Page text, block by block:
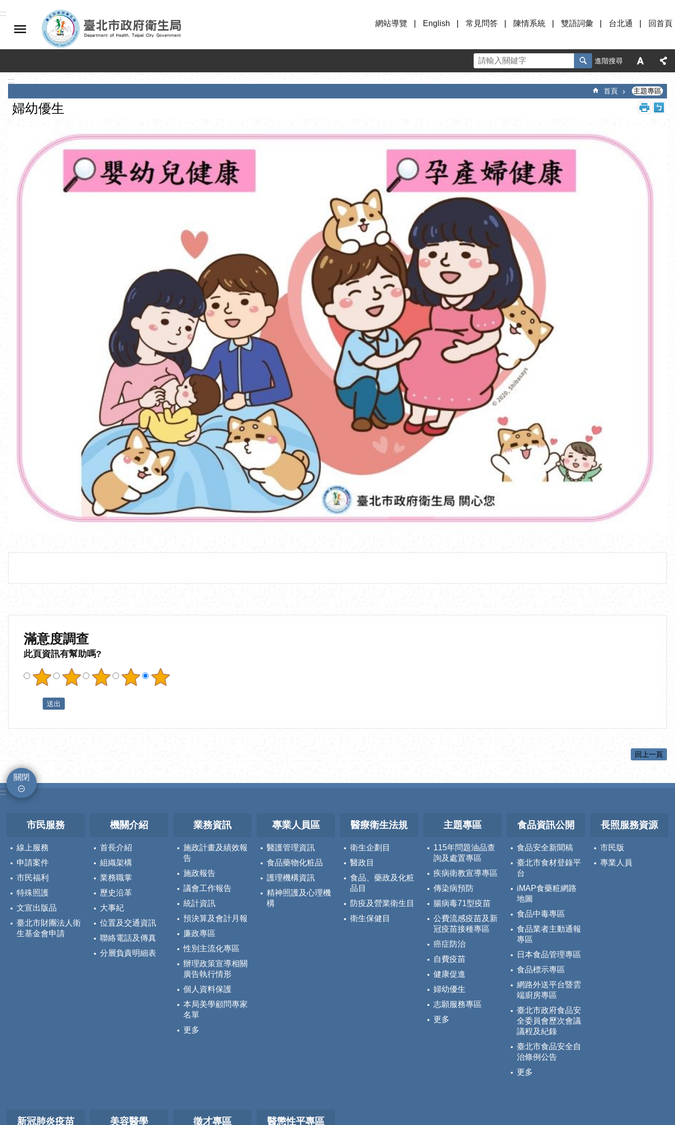
跳到主要內容區塊
:::
網站導覽
English 常見問答 陳情系統 雙語詞彙 台北通 回首頁
進階搜尋
:::
首頁 主題專區
婦幼優生
滿意度調查
此頁資訊有幫助嗎?
回上一頁
關閉
:::
市民服務
線上服務
申請案件
市民福利
特殊照護
文宣出版品
臺北市財團法人衛
生基金會申請
機關介紹
首長介紹
組織架構
業務職掌
歷史沿革
大事紀
位置及交通資訊
聯絡電話及傳真
分層負責明細表
業務資訊
施政計畫及績效報
告
施政報告
議會工作報告
統計資訊
預決算及會計月報
廉政專區
性別主流化專區
辦理政策宣導相關
廣告執行情形
個人資料保護
本局美學顧問專家
名單
更多
專業人員區
醫護管理資訊
食品藥物化粧品
護理機構資訊
精神照護及心理機
構
醫療衛生法規
衛生企劃目
醫政目
食品、藥政及化粧
品目
防疫及營業衛生目
衛生保健目
主題專區
115年問題油品查
詢及處置專區
疾病衛教宣導專區
傳染病預防
腸病毒71型疫苗
公費流感疫苗及新
冠疫苗接種專區
癌症防治
自費疫苗
健康促進
婦幼優生
志願服務專區
更多
食品資訊公開
食品安全新聞稿
臺北市食材登錄平
台
iMAP食藥粧網路
地圖
食品中毒專區
食品業者主動通報
專區
日本食品管理專區
食品標示專區
網路外送平台暨雲
端廚房專區
臺北市政府食品安
全委員會歷次會議
議程及紀錄
臺北市食品安全自
治條例公告
更多
長照服務資源
市民版
專業人員
新冠肺炎疫苗 美容醫學 徵才專區 醫懲性平專區